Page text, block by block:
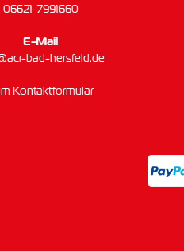
06621-7991660
E-Mail
bad-hersfeld.de
Kontaktformular